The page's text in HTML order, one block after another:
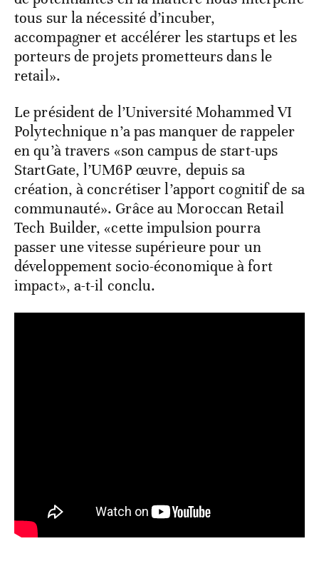
tous sur la nécessité d’incuber,
accompagner et accélérer les startups et les
porteurs de projets prometteurs dans le
retail».
Le président de l’Université Mohammed VI
Polytechnique n’a pas manquer de rappeler
en qu’à travers «son campus de start-ups
StartGate, l’UM6P œuvre, depuis sa
création, à concrétiser l’apport cognitif de sa
communauté». Grâce au Moroccan Retail
Tech Builder, «cette impulsion pourra
passer une vitesse supérieure pour un
développement socio-économique à fort
impact», a-t-il conclu.